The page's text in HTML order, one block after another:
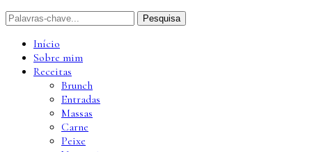
Início
Sobre mim
Receitas
Brunch
Entradas
Massas
Carne
Peixe